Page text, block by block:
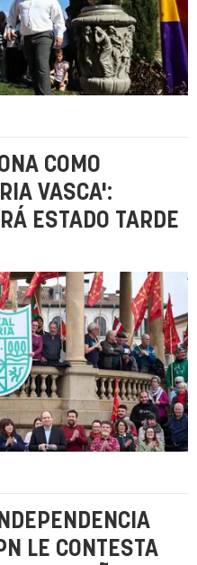
COMO
VASCA':
ESTADO TARDE
LE CONTESTA